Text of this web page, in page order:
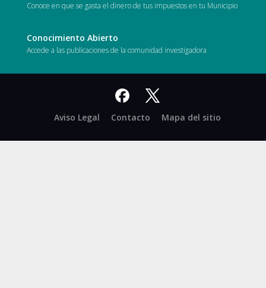
Conoce en que se gasta el dinero de tus impuestos en tu Municipio
Conocimiento Abierto
Accede a las publicaciones de la comunidad investigadora
Aviso Legal Contacto Mapa del sitio